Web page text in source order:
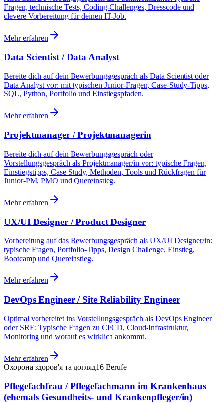
Fragen, technische Tests, Coding-Challenges, Dresscode und
clevere Vorbereitung für deinen IT-Job.
Mehr erfahren
Data Scientist / Data Analyst
Bereite dich auf dein Bewerbungsgespräch als Data Scientist oder
Data Analyst vor: mit typischen Junior-Fragen, Case-Study-Tipps,
SQL, Python, Portfolio und Einstiegspfaden.
Mehr erfahren
Projektmanager / Projektmanagerin
Bereite dich auf dein Bewerbungsgespräch oder
Vorstellungsgespräch als Projektmanager/in vor: typische Fragen,
Einstiegstipps, Case Study, Methoden, Tools und Rückfragen für
Junior-PM, PMO und Quereinstieg.
Mehr erfahren
UX/UI Designer / Product Designer
Vorbereitung auf das Bewerbungsgespräch als UX/UI Designer/in:
typische Fragen, Portfolio-Tipps, Design Challenge, Einstieg,
Bootcamp und Quereinstieg.
Mehr erfahren
DevOps Engineer / Site Reliability Engineer
Optimal vorbereitet ins Vorstellungsgespräch als DevOps Engineer
oder SRE: Typische Fragen zu CI/CD, Cloud-Infrastruktur,
Monitoring und worauf es wirklich ankommt.
Mehr erfahren
Охорона здоров'я та догляд16 Berufe
Pflegefachfrau / Pflegefachmann im Krankenhaus
(ehemals Gesundheits- und Krankenpfleger/in)